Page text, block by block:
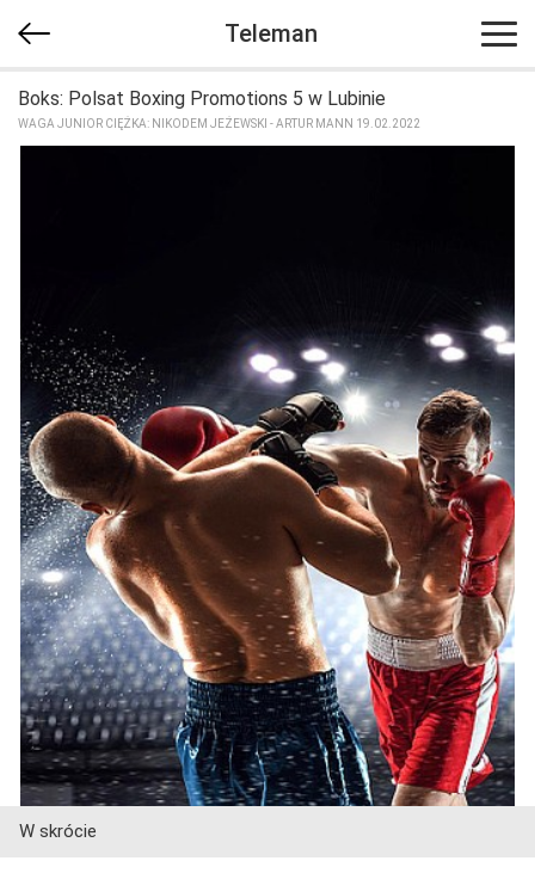
Teleman
Boks: Polsat Boxing Promotions 5 w Lubinie
WAGA JUNIOR CIĘŻKA: NIKODEM JEŻEWSKI - ARTUR MANN 19.02.2022
W skrócie